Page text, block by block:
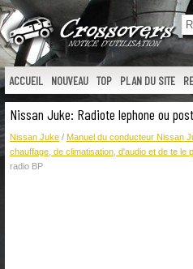
ACCUEIL NOUVEAU TOP PLAN DU SITE
Nissan Juke: Radiote lephone ou
Nissan Juke / Manuel du conducteur Nissan
chauffage, de climatisation, d'audio et de te le
radio BP